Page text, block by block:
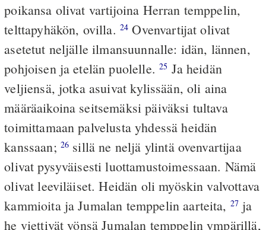
poikansa olivat vartijoina Herran temppelin,
telttapyhäkön, ovilla. 24 Ovenvartijat olivat
asetetut neljälle ilmansuunnalle: idän, lännen,
pohjoisen ja etelän puolelle.25 Ja heidän
veljiensä, jotka asuivat kylissään, oli aina
määräaikoina seitsemäksi päiväksi tultava
toimittamaan palvelusta yhdessä heidän
kanssaan; 26 sillä ne neljä ylintä ovenvartijaa
olivat pysyväisesti luottamustoimessaan. Nämä
olivat leeviläiset. Heidän oli myöskin valvottava
kammioita ja Jumalan temppelin aarteita, 27 ja
he viettivät yönsä Jumalan temppelin ympärillä,